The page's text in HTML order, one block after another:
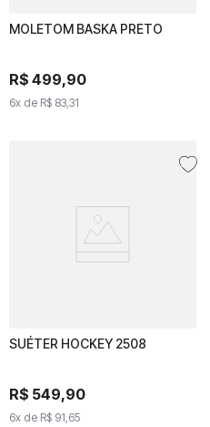
MOLETOM BASKA PRETO
R$ 499,90
6x de R$ 83,31
MOLETOM BASKA
R$499,90
6x deR$ 83
SUÉTER HOCKEY 2508
R$ 549,90
6x de R$ 91,65
SUÉTER HOCKEY 2508
R$549
6 x deR$ 91